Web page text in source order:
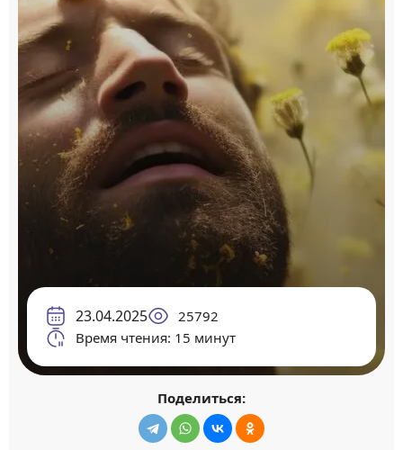
23.04.2025
25792
Время чтения: 15 минут
Поделиться: